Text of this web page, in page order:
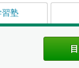
習塾